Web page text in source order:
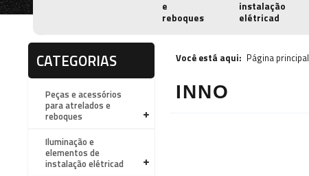
e
reboques
instalação
elétricad
CATEGORIAS
Peças e acessórios
para atrelados e
reboques
Iluminação e
elementos de
instalação elétricad
Você está aqui: Página principal
INNO